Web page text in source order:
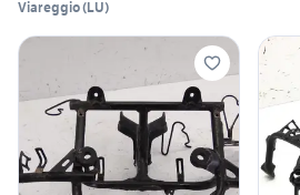
Viareggio(LU)